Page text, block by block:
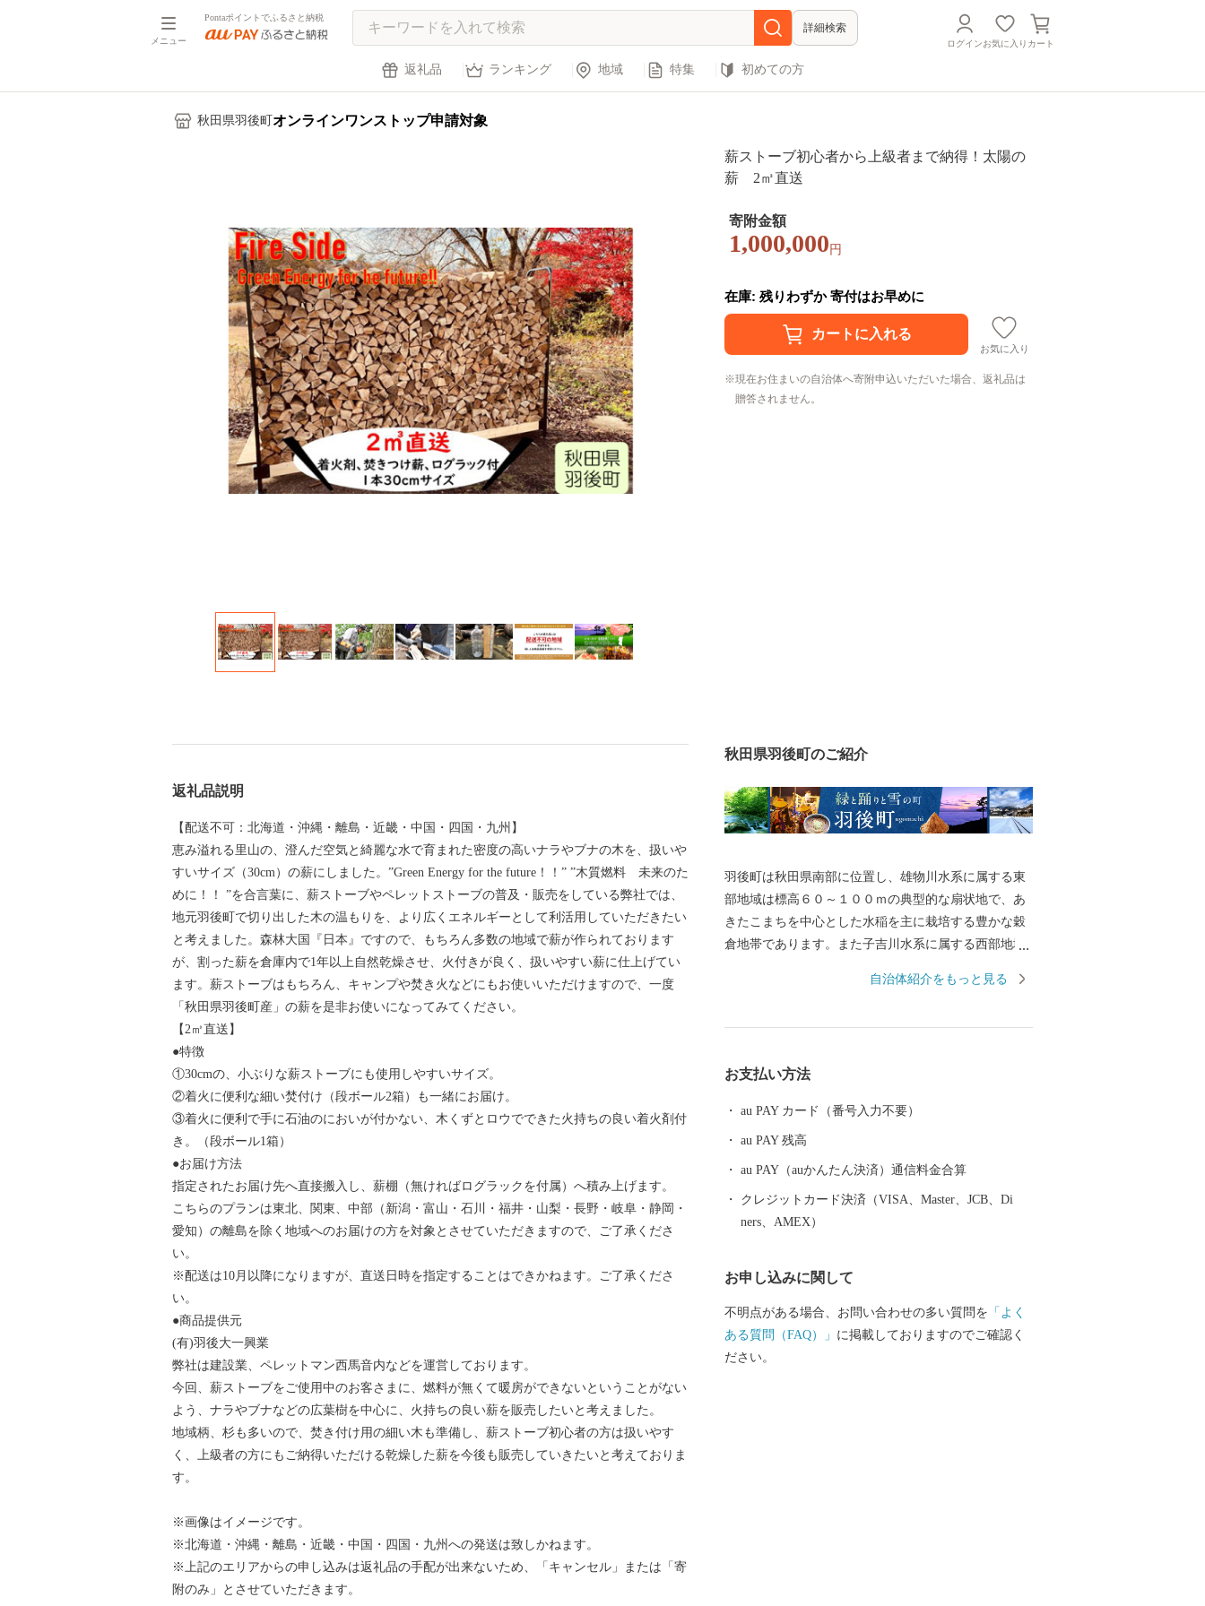
メニュー
Pontaポイントでふるさと納税
詳細検索
ログインお気に入り カート
返礼品 ランキング 地域 特集 初めての方
秋田県羽後町 オンラインワンストップ申請対象
薪ストーブ初心者から上級者まで納得！太陽の
薪 2㎥直送
寄附金額
1,000,000 円
在庫: 残りわずか 寄付はお早めに
お気に入り
現在お住まいの自治体へ寄附申込いただいた場合、返礼品は
贈答されません。
返礼品説明
【配送不可：北海道・沖縄・離島・近畿・中国・四国・九州】
恵み溢れる里山の、澄んだ空気と綺麗な水で育まれた密度の高いナラやブナの木を、扱いや
すいサイズ（30cm）の薪にしました。”Green Energy for the future！！” ”木質燃料 未来のた
めに！！ ”を合言葉に、薪ストーブやペレットストーブの普及・販売をしている弊社では、
地元羽後町で切り出した木の温もりを、より広くエネルギーとして利活用していただきたい
と考えました。森林大国『日本』ですので、もちろん多数の地域で薪が作られております
が、割った薪を倉庫内で1年以上自然乾燥させ、火付きが良く、扱いやすい薪に仕上げてい
ます。薪ストーブはもちろん、キャンプや焚き火などにもお使いいただけますので、一度
「秋田県羽後町産」の薪を是非お使いになってみてください。
【2㎥直送】
●特徴
①30cmの、小ぶりな薪ストーブにも使用しやすいサイズ。
②着火に便利な細い焚付け（段ボール2箱）も一緒にお届け。
③着火に便利で手に石油のにおいが付かない、木くずとロウでできた火持ちの良い着火剤付
き。（段ボール1箱）
●お届け方法
指定されたお届け先へ直接搬入し、薪棚（無ければログラックを付属）へ積み上げます。
こちらのプランは東北、関東、中部（新潟・富山・石川・福井・山梨・長野・岐阜・静岡・
愛知）の離島を除く地域へのお届けの方を対象とさせていただきますので、ご了承くださ
い。
※配送は10月以降になりますが、直送日時を指定することはできかねます。ご了承くださ
い。
●商品提供元
(有)羽後大一興業
弊社は建設業、ペレットマン西馬音内などを運営しております。
今回、薪ストーブをご使用中のお客さまに、燃料が無くて暖房ができないということがない
よう、ナラやブナなどの広葉樹を中心に、火持ちの良い薪を販売したいと考えました。
地域柄、杉も多いので、焚き付け用の細い木も準備し、薪ストーブ初心者の方は扱いやす
く、上級者の方にもご納得いただける乾燥した薪を今後も販売していきたいと考えておりま
す。
※画像はイメージです。
※北海道・沖縄・離島・近畿・中国・四国・九州への発送は致しかねます。
※上記のエリアからの申し込みは返礼品の手配が出来ないため、「キャンセル」または「寄
附のみ」とさせていただきます。
秋田県羽後町のご紹介
羽後町は秋田県南部に位置し、雄物川水系に属する東
部地域は標高６０～１００ｍの典型的な扇状地で、あ
きたこまちを中心とした水稲を主に栽培する豊かな穀
倉地帯であります。また子吉川水系に属する西部地域
山間・高原地帯となっております。冬は多いところで
１６～１８日）、多くの観光客が優雅で先祖と一体化
に推進されてきた平成の大合併には参加せず、地域住
民の顔がみえる単独立町を宣言し、現在に至っており
自治体紹介をもっと見る
お支払い方法
au PAY カード（番号入力不要）
au PAY 残高
au PAY（auかんたん決済）通信料金合算
クレジットカード決済（VISA、Master、JCB、Di
ners、AMEX）
お申し込みに関して
不明点がある場合、お問い合わせの多い質問を 「よく
ある質問（FAQ）」 に掲載しておりますのでご確認く
ださい。